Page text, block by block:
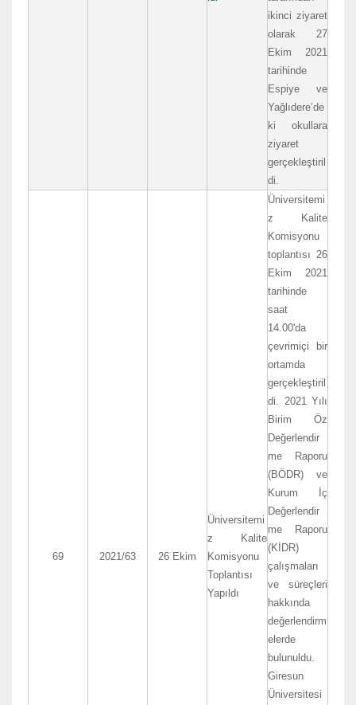
ikinci ziyaret
olarak 27
Ekim 2021
tarihinde
Espiye ve
Yağlıdere’de
ki okullara
ziyaret
gerçekleştiril
di.
69 2021/63 26 Ekim
Üniversitemi
z Kalite
Komisyonu
Toplantısı
Yapıldı
Üniversitemi
z Kalite
Komisyonu
toplantısı 26
Ekim 2021
tarihinde
saat
14.00'da
çevrimiçi bir
ortamda
gerçekleştiril
di. 2021 Yılı
Birim Öz
Değerlendir
me Raporu
(BÖDR) ve
Kurum İç
Değerlendir
me Raporu
(KİDR)
çalışmaları
ve süreçleri
hakkında
değerlendirm
elerde
bulunuldu.
Giresun
Üniversitesi